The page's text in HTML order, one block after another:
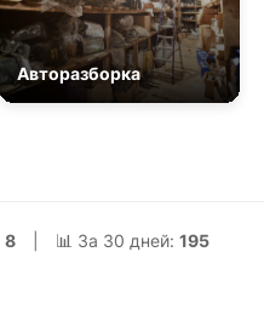
Авторазборка
8 📊 За 30 дней: 195